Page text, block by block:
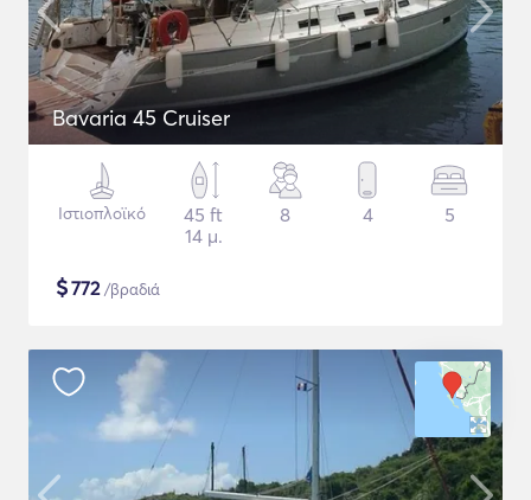
Bavaria 45 Cruiser
Ιστιοπλοϊκό
45 ft
14 μ.
8 4 5
$772/βραδιά